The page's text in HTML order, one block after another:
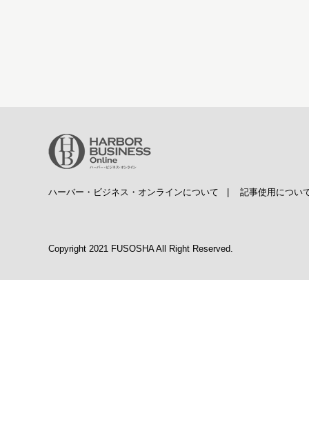
ハーバー・ビジネス・オンラインについて 記事使用につい
Copyright 2021 FUSOSHA All Right Reserved.